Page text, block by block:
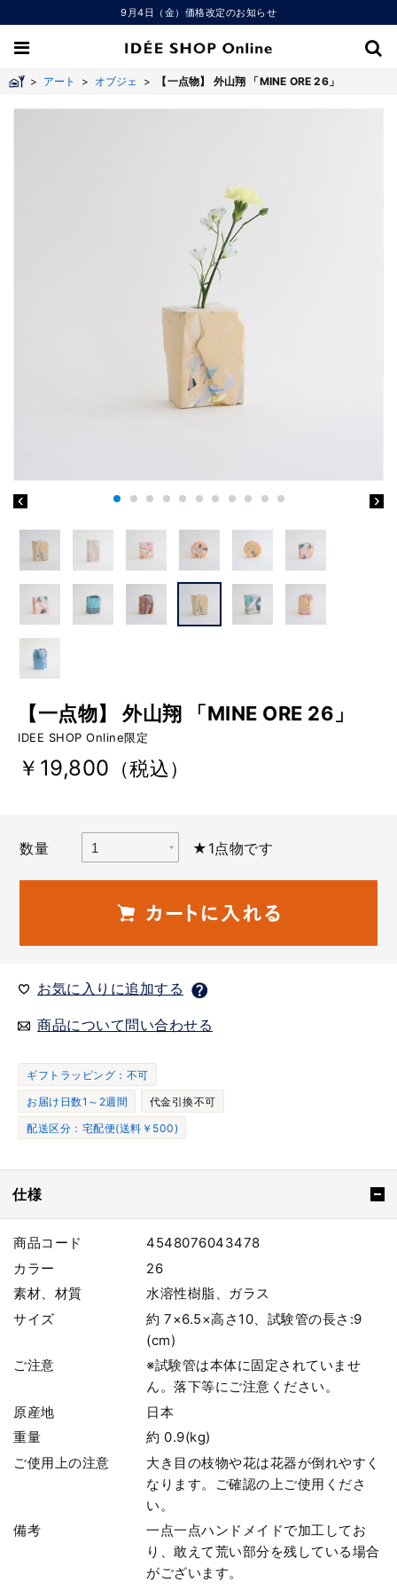
9月4日（金）価格改定のお知らせ
> アート > オブジェ > 【一点物】 外山翔 「MINE ORE 26」
【一点物】 外山翔 「MINE ORE 26」
IDEE SHOP Online限定
￥19,800 （税込）
数量 ★1点物です
お気に入りに追加する
商品について問い合わせる
ギフトラッピング：不可
お届け日数1～2週間
代金引換不可
配送区分：宅配便(送料￥500)
仕様
商品コード
4548076043478
カラー
26
素材、材質
水溶性樹脂、ガラス
サイズ
約 7×6.5×高さ10、試験管の長さ:9
(cm)
ご注意
※試験管は本体に固定されていませ
ん。落下等にご注意ください。
原産地
日本
重量
約 0.9(kg)
ご使用上の注意
大き目の枝物や花は花器が倒れやすく
なります。ご確認の上ご使用くださ
い。
備考
一点一点ハンドメイドで加工してお
り、敢えて荒い部分を残している場合
がございます。